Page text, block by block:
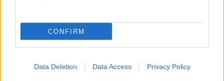
CONFIRM
Data Deletion Data Access Privacy Policy
Név